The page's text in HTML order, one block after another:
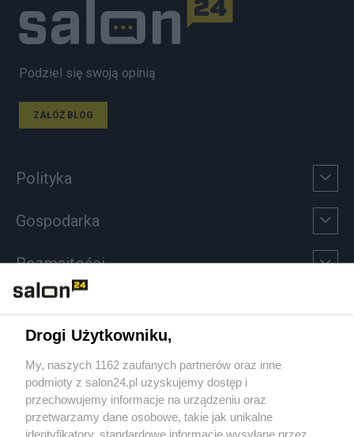
Podziel się swoją opinią
ZAŁÓŻ BLOG
Polityka
Gospodarka
Rozmaitości
Sport
Społeczeństwo
Drogi Użytkowniku,
My, naszych 1162 zaufanych partnerów oraz inne
podmioty z salon24.pl uzyskujemy dostęp i
przechowujemy informacje na urządzeniu oraz
przetwarzamy dane osobowe, takie jak unikalne
identyfikatory, standardowe informacje wysyłane przez